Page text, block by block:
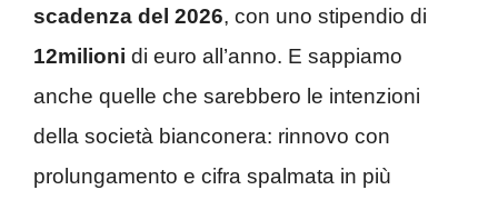
scadenza del 2026, con uno stipendio di
12milioni di euro all’anno. E sappiamo
anche quelle che sarebbero le intenzioni
della società bianconera: rinnovo con
prolungamento e cifra spalmata in più